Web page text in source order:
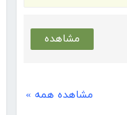
مشاهده
مشاهده همه »